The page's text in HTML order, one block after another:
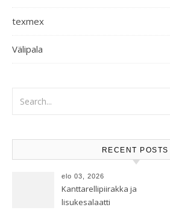
texmex
Välipala
RECENT POSTS
elo 03, 2026
Kanttarellipiirakka ja
lisukesalaatti